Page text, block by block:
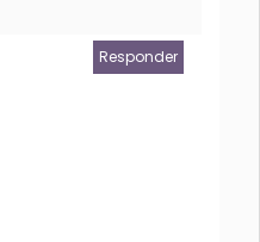
Responder